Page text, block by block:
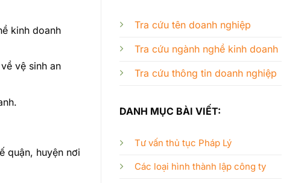
kinh doanh
vệ sinh an
quận, huyện nơi
Tra cứu tên doanh nghiệp
Tra cứu ngành nghề kinh doanh
Tra cứu thông tin doanh nghiệp
DANH MỤC BÀI VIẾT:
Tư vấn thủ tục Pháp Lý
Các loại hình thành lập công ty